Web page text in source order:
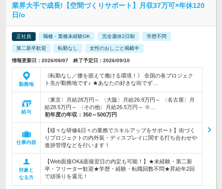
業界大手で成長!【空間づくりサポート】月収37万可×年休120
日/o
正社員 職種・業種未経験OK 完全週休2日制 学歴不問
第二新卒歓迎 転勤なし 女性のおしごと掲載中
情報更新日：2026/08/07 終了予定日：2026/09/10
勤務地
《転勤なし／腰を据えて働ける環境！》 全国の各プロジェク
ト先が勤務地です♪ ★あなたの好きな街でず…
給与
〈東京〉月給28万円～ 〈大阪〉月給26.9万円～ 〈名古屋〉月
給28.5万円～ 〈その他〉月給26.5万円～ ※…
初年度の年収： 350～500万円
仕事内容
【様々な研修&日々の業務でスキルアップをサポート】街づく
りプロジェクトの内外装・ディスプレイに関する打ち合わせや
進捗管理などを行います！
対象と
なる方
【Web面接OK&面接翌日の内定も可能！】★未経験・第二新
卒・フリーター歓迎★学歴・経験・転職回数不問★昇給年2回
で頑張りを還元！